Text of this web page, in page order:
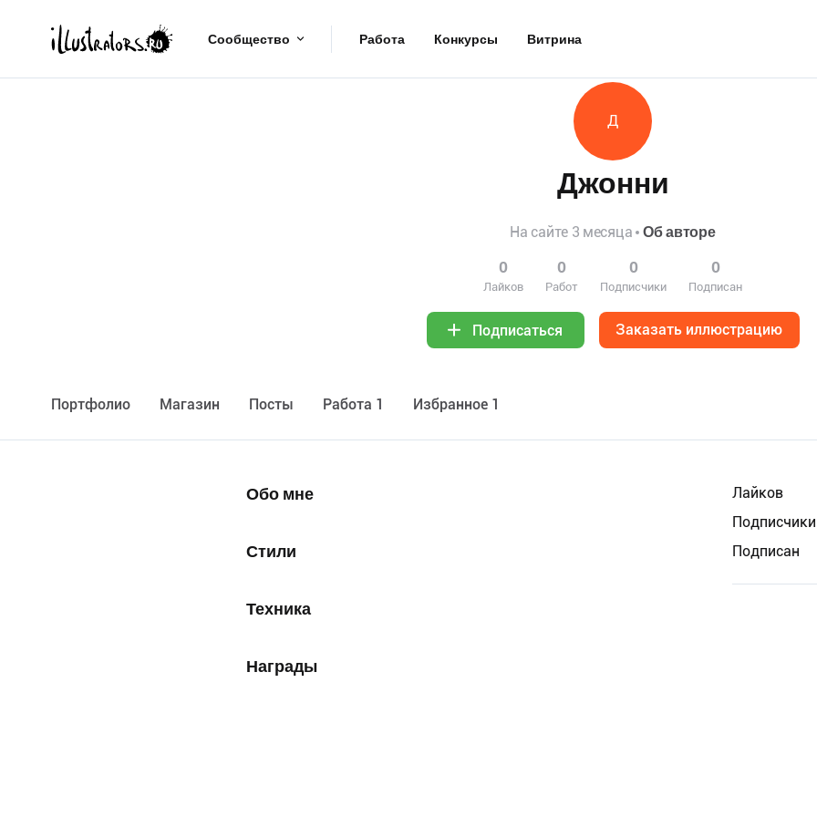
Сообщество Работа Конкурсы Витрина
Д
Джонни
На сайте 3 месяца Об авторе
0
Лайков
0
Работ
0
Подписчики
0
Подписан
Подписаться Заказать иллюстрацию
Портфолио Maгазин Посты Работа 1 Избранное 1
Обо мне
Стили
Техника
Награды
Лайков
Подписчики
Подписан